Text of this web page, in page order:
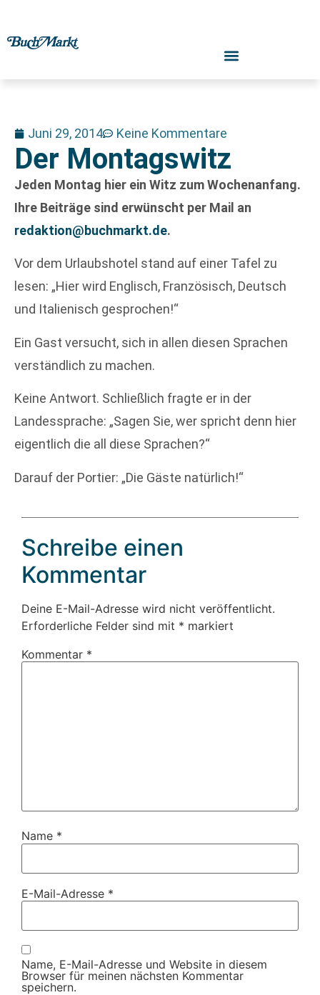
Juni 29, 2014 Keine Kommentare
Der Montagswitz
Jeden Montag hier ein Witz zum Wochenanfang.
Ihre Beiträge sind erwünscht per Mail an
redaktion@buchmarkt.de.
Vor dem Urlaubshotel stand auf einer Tafel zu
lesen: „Hier wird Englisch, Französisch, Deutsch
und Italienisch gesprochen!“
Ein Gast versucht, sich in allen diesen Sprachen
verständlich zu machen.
Keine Antwort. Schließlich fragte er in der
Landessprache: „Sagen Sie, wer spricht denn hier
eigentlich die all diese Sprachen?“
Darauf der Portier: „Die Gäste natürlich!“
Schreibe einen
Kommentar
Deine E-Mail-Adresse wird nicht veröffentlicht.
Erforderliche Felder sind mit * markiert
Kommentar *
Name *
E-Mail-Adresse *
Name, E-Mail-Adresse und Website in diesem
Browser für meinen nächsten Kommentar
speichern.